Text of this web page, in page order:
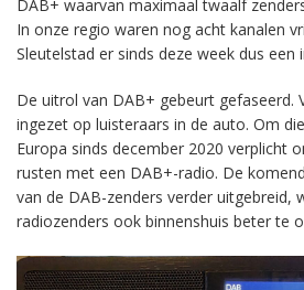
DAB+ waarvan maximaal twaalf
In onze regio waren nog acht kanalen
Sleutelstad er sinds deze week dus een
De uitrol van DAB+ gebeurt gefaseerd.
ingezet op luisteraars in de auto. Om
Europa sinds december 2020 verplicht
rusten met een DAB+-radio. De
van de DAB-zenders verder uitgebreid,
radiozenders ook binnenshuis beter te